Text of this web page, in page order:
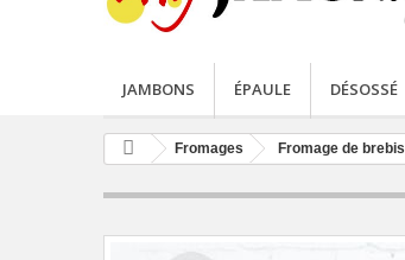
JAMBONS ÉPAULE DÉSOSSÉ
Fromages Fromage de brebis